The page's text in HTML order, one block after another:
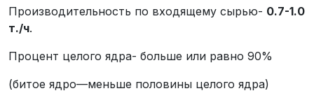
Производительность по входящему сырью- 0.7-1.0
т./ч.
Процент целого ядра- больше или равно 90%
(битое ядро—меньше половины целого ядра)